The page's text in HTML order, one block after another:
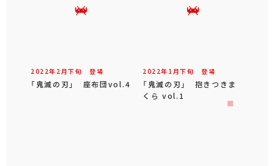
2022年 2 月下旬 登場
「鬼滅の刃」 座布団vol.4
2022年 1 月下旬 登場
「鬼滅の刃」 抱きつきま
くら vol.1